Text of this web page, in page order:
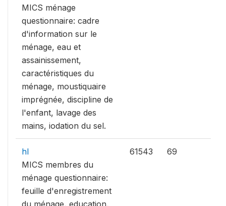
MICS ménage
questionnaire: cadre
d'information sur le
ménage, eau et
assainissement,
caractéristiques du
ménage, moustiquaire
imprégnée, discipline de
l'enfant, lavage des
mains, iodation du sel.
hl
MICS membres du
ménage questionnaire:
feuille d'enregistrement
du ménage, education,
61543 69